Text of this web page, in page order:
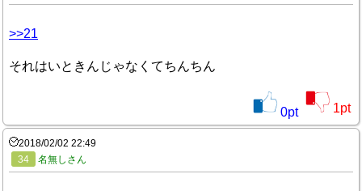
>>21
それはいときんじゃなくてちんちん
0pt 1pt
2018/02/02 22:49
34
名無しさん